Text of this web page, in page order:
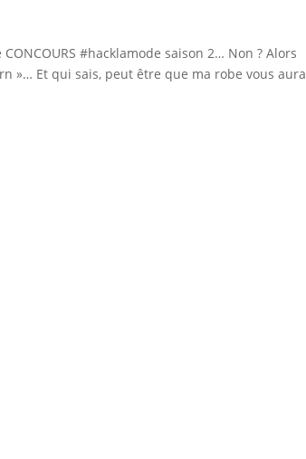
#hacklamode saison 2… Non ? Alors
»… Et qui sais, peut être que ma robe vous aura